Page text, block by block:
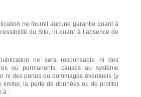
ne fournit aucune garantie quant à
du Site, ni quant à l’absence de
ne sera responsable ni des
ou permanents, causés au système
ni des pertes ou dommages éventuels (y
limiter, la perte de données ou de profits)
à :